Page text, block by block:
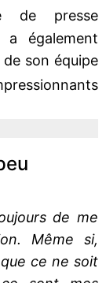
de presse
a également
son équipe
de me
Même si,
ce ne soit